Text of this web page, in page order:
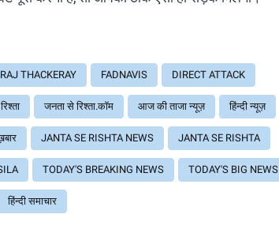
RAJ THACKERAY FADNAVIS DIRECT ATTACK
जनता से रिश्ता.कॉम आज की ताजा न्यूज़ हिंन्दी न्यूज़
JANTA SE RISHTA NEWS JANTA SE RISHTA
TODAY'S BREAKING NEWS TODAY'S BIG NEWS
हिंन्दी समाचार